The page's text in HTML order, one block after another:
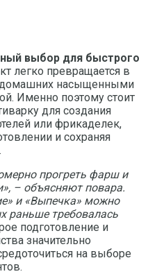
выбор для быстрого
легко превращается в
домашних насыщенными
Именно поэтому стоит
для создания
или фрикаделек,
и сохраняя
прогреть фарш и
– объясняют повара.
и «Выпечка» можно
раньше требовалась
подготовление и
значительно
на выборе